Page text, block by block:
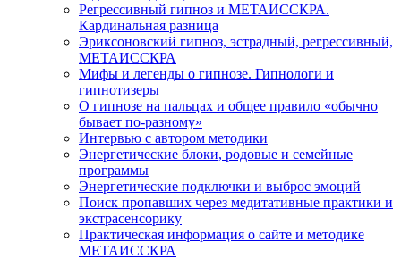
Регрессивный гипноз и МЕТАИССКРА.
Кардинальная разница
Эриксоновский гипноз, эстрадный, регрессивный,
МЕТАИССКРА
Мифы и легенды о гипнозе. Гипнологи и
гипнотизеры
О гипнозе на пальцах и общее правило «обычно
бывает по-разному»
Интервью с автором методики
Энергетические блоки, родовые и семейные
программы
Энергетические подключки и выброс эмоций
Поиск пропавших через медитативные практики и
экстрасенсорику
Практическая информация о сайте и методике
МЕТАИССКРА